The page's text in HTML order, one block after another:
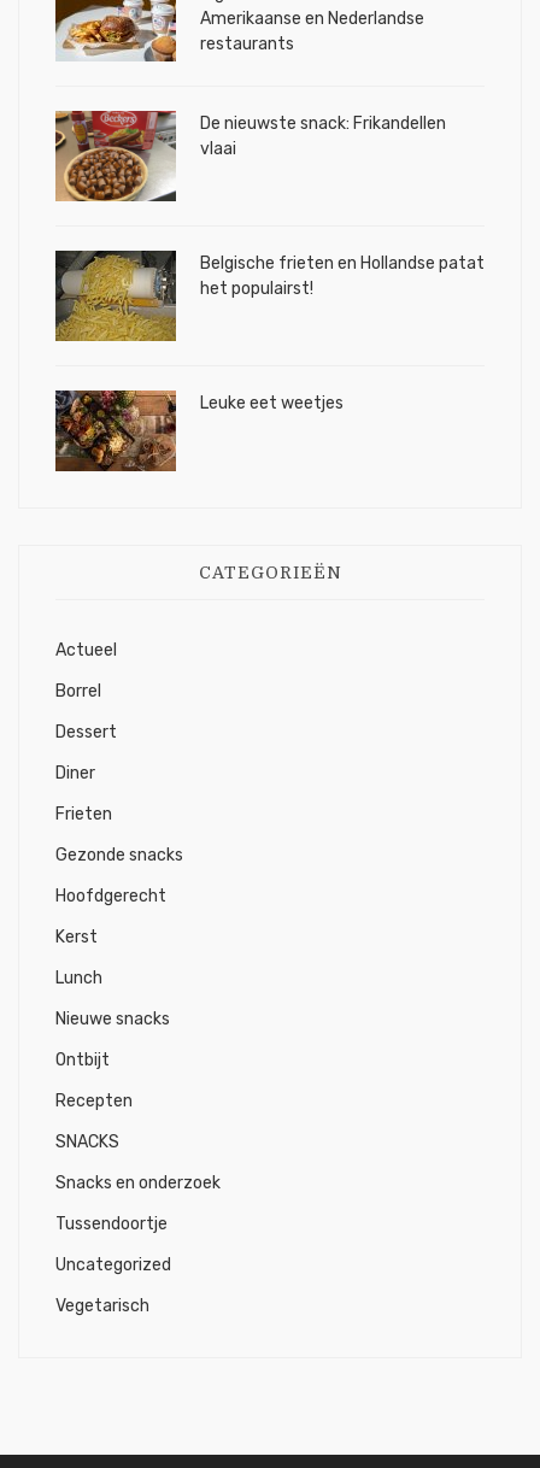
Amerikaanse en Nederlandse
restaurants
De nieuwste snack: Frikandellen
vlaai
Belgische frieten en Hollandse patat
het populairst!
Leuke eet weetjes
CATEGORIEËN
Actueel
Borrel
Dessert
Diner
Frieten
Gezonde snacks
Hoofdgerecht
Kerst
Lunch
Nieuwe snacks
Ontbijt
Recepten
SNACKS
Snacks en onderzoek
Tussendoortje
Uncategorized
Vegetarisch